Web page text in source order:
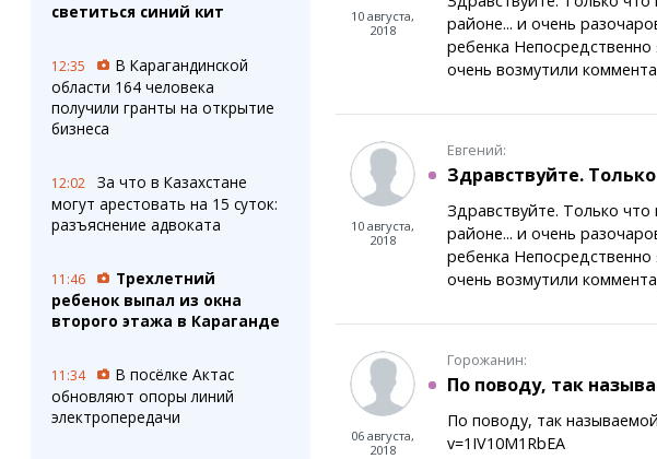
светиться синий кит
12:35
В Карагандинской
области 164 человека
получили гранты на открытие
бизнеса
12:02
За что в Казахстане
могут арестовать на 15 суток:
разъяснение адвоката
11:46
Трехлетний
ребенок выпал из окна
второго этажа в Караганде
11:34
В посёлке Актас
обновляют опоры линий
электропередачи
10 августа,
2018
районе... и очень
ребенка
очень возмутили
10 августа,
2018
Евгений:
Здравствуйте.
Здравствуйте. Только
районе... и очень
ребенка
очень возмутили
06 августа,
2018
Горожанин:
По поводу, так
По поводу, так
v=1IV10M1RbEA